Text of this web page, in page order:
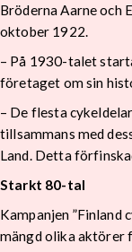
Bröderna Aarne och
oktober 1922.
– På 1930-talet
företaget om sin
– De flesta
tillsammans med
Land. Detta
Starkt 80-tal
Kampanjen ”Finland
mängd olika aktörer